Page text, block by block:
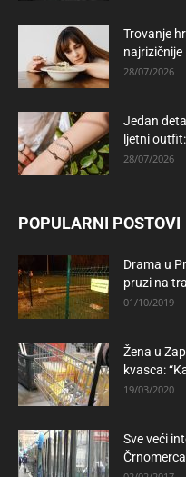
Trovanje
28/07/2026
Jedan
ljetni
28/07/2026
POPULARNI POSTOVI
Drama u
pruzi na
01/10/2019
Žena u
kvasca:
19/03/2020
Sve veći